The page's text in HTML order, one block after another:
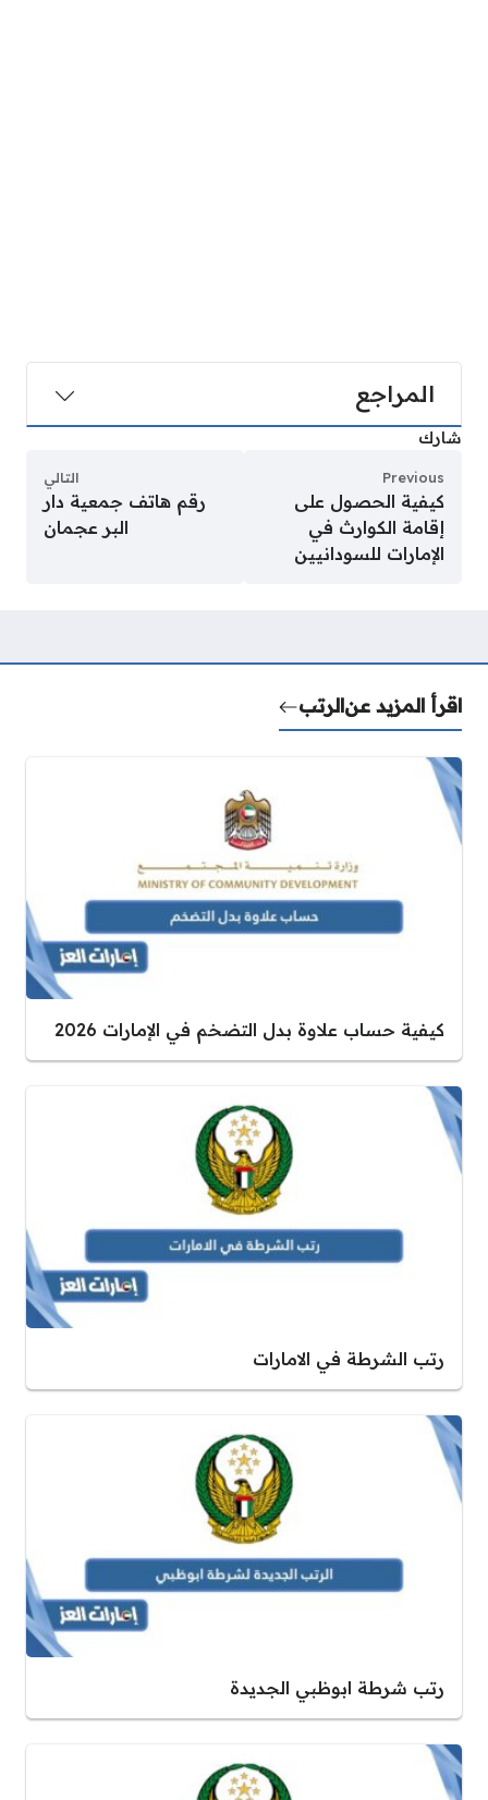
المراجع
شارك
Previous
كيفية الحصول على
إقامة الكوارث في
الإمارات للسودانيين
التالي
رقم هاتف جمعية دار
البر عجمان
اقرأ المزيد عنالرتب
كيفية حساب علاوة بدل التضخم في الإمارات 2026
رتب الشرطة في الامارات
رتب شرطة ابوظبي الجديدة